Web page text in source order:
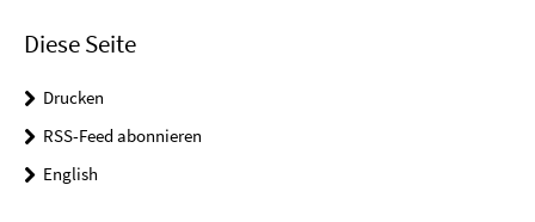
Diese Seite
Drucken
RSS-Feed abonnieren
English